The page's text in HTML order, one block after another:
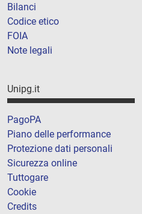
Bilanci
Codice etico
FOIA
Note legali
Unipg.it
PagoPA
Piano delle performance
Protezione dati personali
Sicurezza online
Tuttogare
Cookie
Credits